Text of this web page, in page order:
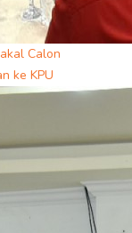
Calon
ke KPU